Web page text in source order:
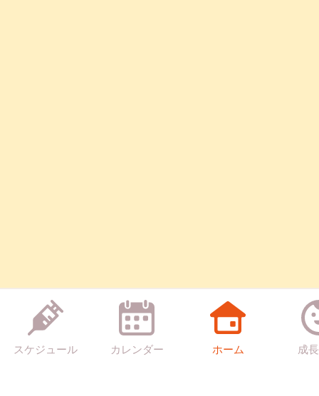
スケジュール カレンダー ホーム 成